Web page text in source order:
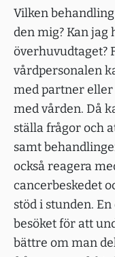
Vilken
den mig? Kan jag
överhuvudtaget?
vårdpersonalen
med partner
med vården. Då
ställa frågor och
samt
också reagera
cancerbeskedet
stöd i stunden.
besöket för att
bättre om man